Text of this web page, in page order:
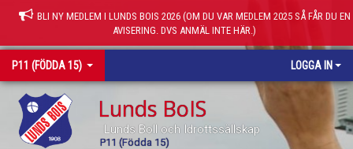
BLI NY MEDLEM I LUNDS BOIS 2026 (OM DU VAR MEDLEM 2025 SÅ FÅR DU EN
AVISERING. DVS ANMÄL INTE HÄR.)
P11 (FÖDDA 15) LOGGA IN
Lunds BoIS
Lunds Boll och Idrottssällskap
P11 (Födda 15)